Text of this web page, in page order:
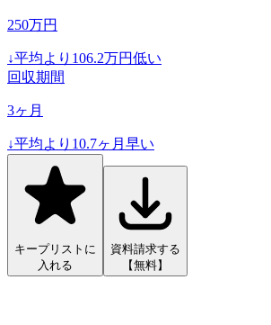
250万円
↓平均より 106.2万円低い
回収期間
3ヶ月
↓平均より 10.7ヶ月早い
キープリストに
入れる
資料請求する
【無料】